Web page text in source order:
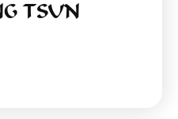
TSUN